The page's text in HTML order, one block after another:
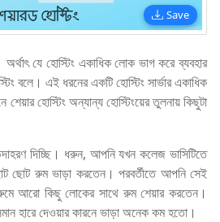
Save
অর্থাৎ যে হোস্টিং একাধিক লোক ভাগ করে ব্যবহার
বলে। এই ধরনের একটি হোস্টিং সার্ভার একাধিক
হোস্টিং অন্যান্য হোস্টিংয়ের তুলনায় কিছুটা
দিচ্ছি। ধরুন, আপনি যখন কলেজ ভাসিটিতে
ছোট রুম ভাড়া করতেন। পরবর্তীতে আপনি সেই
আরো কিছু লোকের সাথে রুম শেয়ার করতেন।
হারে দেওয়ার কারনে ভাড়া অনেক কম হতো।